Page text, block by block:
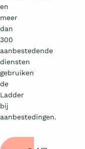
en
meer
dan
300
aanbestedende
diensten
gebruiken
de
Ladder
bij
aanbestedingen.